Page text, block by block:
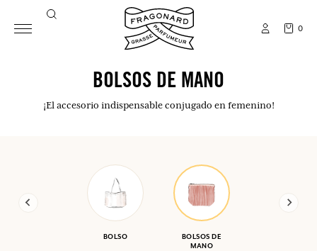
0
BOLSOS DE MANO
¡El accesorio indispensable conjugado en femenino!
BOLSO
BOLSOS DE
MANO